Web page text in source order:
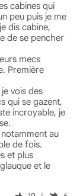
cabines qui
peu puis je me
dis cabine,
de se pencher
mecs
Première
vois des
qui se gazent,
incroyable, je
au
de fois.
et plus
et le